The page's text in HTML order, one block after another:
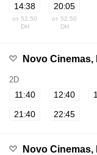
14:38
от 52.50
DH
20:05
от 52.50
DH
Novo Cinemas,
2D
11:40 12:40
21:40
22:45
Novo Cinemas,